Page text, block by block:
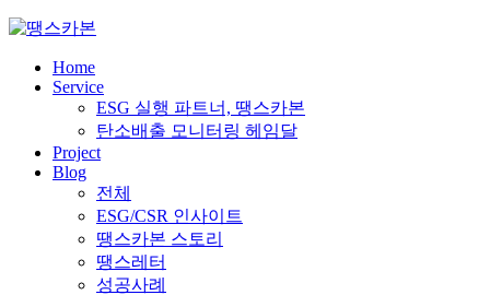
Skip
contentHome
Service
ESG 실행 파트너, 땡스카본
탄소배출 모니터링 헤임달
Project
Blog
전체
ESG/CSR 인사이트
땡스카본 스토리
땡스레터
성공사례